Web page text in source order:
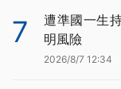
7
遭準國一生
明風險
2026/8/7 12:34